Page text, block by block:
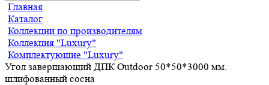
Главная
Каталог
Коллекции по производителям
Коллекция "Luxury"
Комплектующие "Luxury"
Угол завершающий ДПК Outdoor 50*50*3000 мм.
шлифованный сосна